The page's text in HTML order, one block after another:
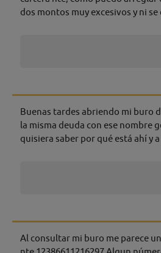
dos montos muy excesivos y ni se
Buenas tardes abriendo mi buro
la misma deuda con ese nombre
quisiera saber por qué está ahí y a
Al consultar mi buro me parece